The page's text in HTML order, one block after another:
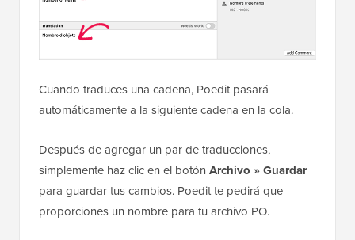
Cuando traduces una cadena, Poedit pasará
automáticamente a la siguiente cadena en la cola.
Después de agregar un par de traducciones,
simplemente haz clic en el botón Archivo » Guardar
para guardar tus cambios. Poedit te pedirá que
proporciones un nombre para tu archivo PO.